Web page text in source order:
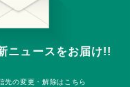
ニュースをお届け!!
先の変更・解除はこちら